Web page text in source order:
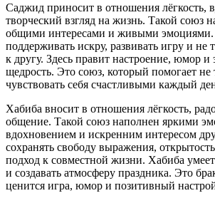
Саджид приносит в отношения лёгкость,
творческий взгляд на жизнь. Такой союз
общими интересами и живыми
поддерживать искру, развивать игру и не
к другу. Здесь правит настроение, юмор и
щедрость. Это союз, который помогает не
чувствовать себя счастливыми каждый
Хабиба вносит в отношения лёгкость,
общение. Такой союз наполнен яркими
вдохновением и искренним интересом
сохранять свободу выражения,
подход к совместной жизни. Хабиба умеет
и создавать атмосферу праздника. Это
ценится игра, юмор и позитивный